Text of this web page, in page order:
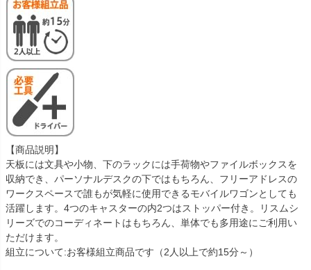
【商品説明】
天板には文具や小物、下のラックには手荷物やファイルボックスを
収納でき、パーソナルデスクの下ではもちろん、フリーアドレスの
ワークスペースで誰もが気軽に使用できるモバイルワゴンとしても
活躍します。4つのキャスターの内2つはストッパー付き。リスムシ
リーズでのコーディネートはもちろん、単体でも多用途にご利用い
ただけます。
組立について:お客様組立商品です（2人以上で約15分～）